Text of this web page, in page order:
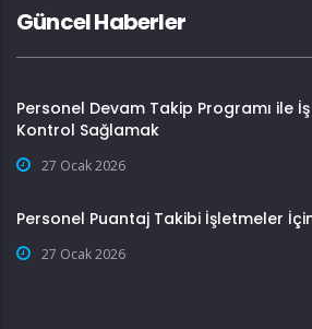
Güncel Haberler
Personel Devam Takip Programı ile
Kontrol Sağlamak
27 Ocak 2026
Personel Puantaj Takibi İşletmeler
27 Ocak 2026